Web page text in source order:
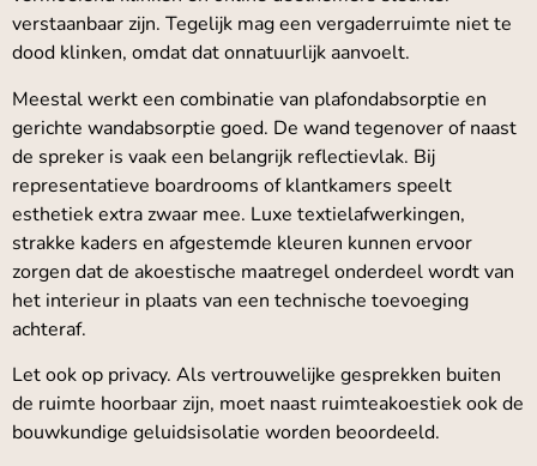
verstaanbaar zijn. Tegelijk mag een vergaderruimte niet te
dood klinken, omdat dat onnatuurlijk aanvoelt.
Meestal werkt een combinatie van plafondabsorptie en
gerichte wandabsorptie goed. De wand tegenover of naast
de spreker is vaak een belangrijk reflectievlak. Bij
representatieve boardrooms of klantkamers speelt
esthetiek extra zwaar mee. Luxe textielafwerkingen,
strakke kaders en afgestemde kleuren kunnen ervoor
zorgen dat de akoestische maatregel onderdeel wordt van
het interieur in plaats van een technische toevoeging
achteraf.
Let ook op privacy. Als vertrouwelijke gesprekken buiten
de ruimte hoorbaar zijn, moet naast ruimteakoestiek ook de
bouwkundige geluidsisolatie worden beoordeeld.